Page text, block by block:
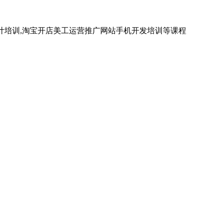
训,淘宝开店美工运营推广网站手机开发培训等课程